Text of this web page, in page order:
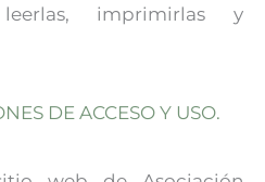
imprimirlas y
DE ACCESO Y USO.